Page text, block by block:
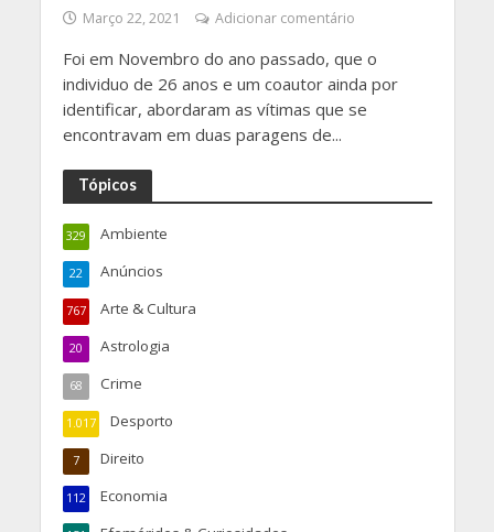
Março 22, 2021 Adicionar comentário
Foi em Novembro do ano passado, que o
individuo de 26 anos e um coautor ainda por
identificar, abordaram as vítimas que se
encontravam em duas paragens de...
Tópicos
Ambiente
329
Anúncios
22
Arte & Cultura
767
Astrologia
20
Crime
68
Desporto
1.017
Direito
7
Economia
112